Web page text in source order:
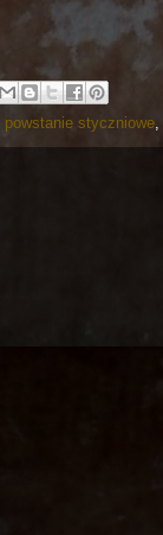
powstanie styczniowe,